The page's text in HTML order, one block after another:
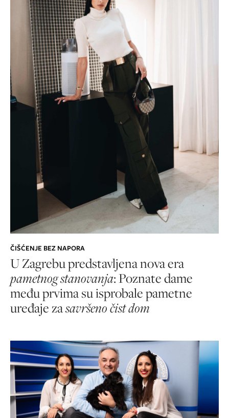
ČIŠĆENJE BEZ NAPORA
U Zagrebu predstavljena nova era
pametnog stanovanja: Poznate dame
među prvima su isprobale pametne
uređaje zasavršeno čist dom